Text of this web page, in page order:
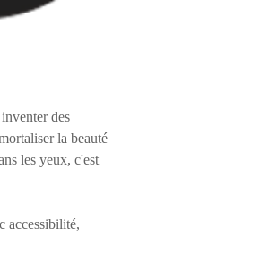
des
la beauté
les yeux, c'est
accessibilité,